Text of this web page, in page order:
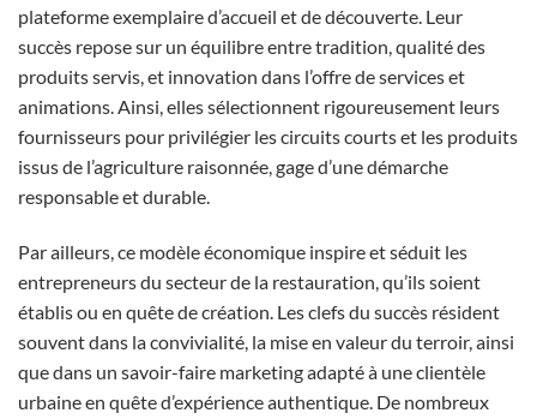
plateforme exemplaire d’accueil et de découverte. Leur
succès repose sur un équilibre entre tradition, qualité des
produits servis, et innovation dans l’offre de services et
animations. Ainsi, elles sélectionnent rigoureusement leurs
fournisseurs pour privilégier les circuits courts et les produits
issus de l’agriculture raisonnée, gage d’une démarche
responsable et durable.
Par ailleurs, ce modèle économique inspire et séduit les
entrepreneurs du secteur de la restauration, qu’ils soient
établis ou en quête de création. Les clefs du succès résident
souvent dans la convivialité, la mise en valeur du terroir, ainsi
que dans un savoir-faire marketing adapté à une clientèle
urbaine en quête d’expérience authentique. De nombreux